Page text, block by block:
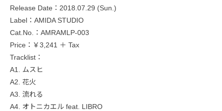
Release Date：2018.07.29 (Sun.)
Label：AMIDA STUDIO
Cat.No.：AMRAMLP-003
Price：￥3,241 ＋ Tax
Tracklist：
A1. ムスヒ
A2. 花火
A3. 流れる
A4. オトニカエル feat. LIBRO